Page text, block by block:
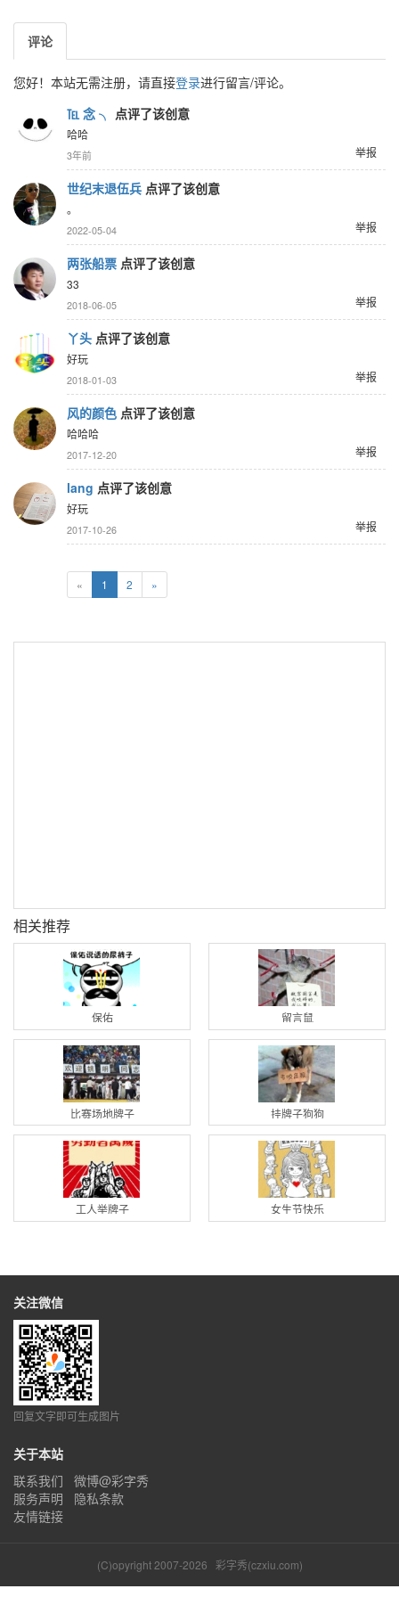
评论
您好！本站无需注册，请直接登录进行留言/评论。
℡ 念 ╮ 点评了该创意
哈哈
举报
3年前
世纪末退伍兵 点评了该创意
。
举报
2022-05-04
两张船票 点评了该创意
33
举报
2018-06-05
丫头 点评了该创意
好玩
举报
2018-01-03
风的颜色 点评了该创意
哈哈哈
举报
2017-12-20
lang 点评了该创意
好玩
举报
2017-10-26
« 1 2 »
相关推荐
保佑 留言鼠
比赛场地牌子 挂牌子狗狗
工人举牌子 女生节快乐
关注微信
回复文字即可生成图片
关于本站
联系我们
微博@彩字秀
服务声明
隐私条款
友情链接
(C)opyright 2007-2026 彩字秀(czxiu.com)